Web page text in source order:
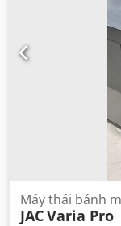
yêu cầu không
Máy thái bánh
JACVaria Pro